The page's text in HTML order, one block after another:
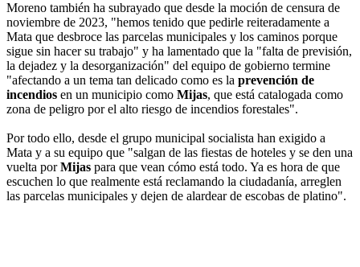
Moreno también ha subrayado que desde la moción de censura de
noviembre de 2023, "hemos tenido que pedirle reiteradamente a
Mata que desbroce las parcelas municipales y los caminos porque
sigue sin hacer su trabajo" y ha lamentado que la "falta de previsión,
la dejadez y la desorganización" del equipo de gobierno termine
"afectando a un tema tan delicado como es la prevención de
incendios en un municipio como Mijas, que está catalogada como
zona de peligro por el alto riesgo de incendios forestales".
Por todo ello, desde el grupo municipal socialista han exigido a
Mata y a su equipo que "salgan de las fiestas de hoteles y se den una
vuelta porMijas para que vean cómo está todo. Ya es hora de que
escuchen lo que realmente está reclamando la ciudadanía, arreglen
las parcelas municipales y dejen de alardear de escobas de platino".